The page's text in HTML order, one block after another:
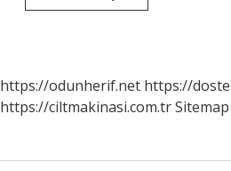
Doğan
Nelerdir
https://odunherif.net https://
https://ciltmakinasi.com.trSitemap